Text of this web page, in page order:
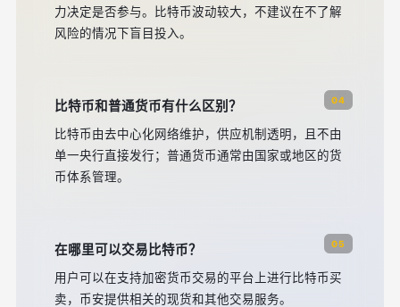
力决定是否参与。比特币波动较大，不建议在不了解
风险的情况下盲目投入。
04
比特币和普通货币有什么区别？
比特币由去中心化网络维护，供应机制透明，且不由
单一央行直接发行；普通货币通常由国家或地区的货
币体系管理。
05
在哪里可以交易比特币？
用户可以在支持加密货币交易的平台上进行比特币买
卖，币安提供相关的现货和其他交易服务。